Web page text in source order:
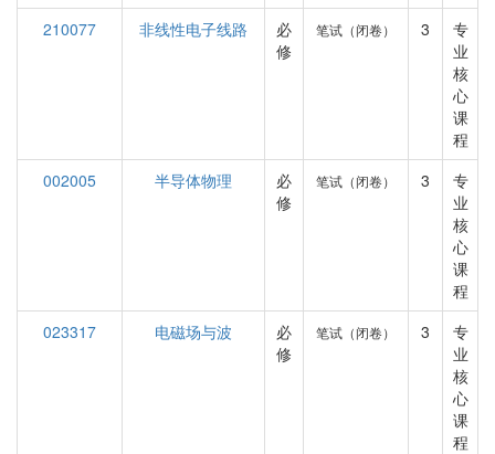
210077
非线性电子线路
必
修
笔试（闭卷） 3
专
业
核
心
课
程
002005
半导体物理
必
修
笔试（闭卷） 3
专
业
核
心
课
程
023317
电磁场与波
必
修
笔试（闭卷） 3
专
业
核
心
课
程